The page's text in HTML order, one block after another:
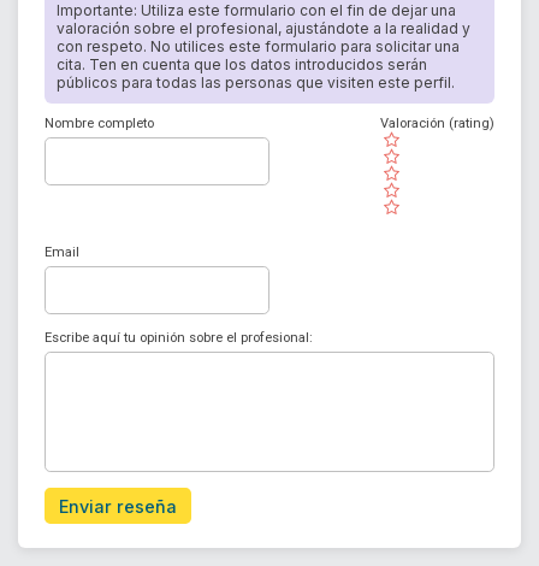
Importante: Utiliza este formulario con el fin de dejar una
valoración sobre el profesional, ajustándote a la realidad y
con respeto. No utilices este formulario para solicitar una
cita. Ten en cuenta que los datos introducidos serán
públicos para todas las personas que visiten este perfil.
Nombre completo
( )
( )
( )
( )
( )
Valoración (rating)
Email
Escribe aquí tu opinión sobre el profesional:
Enviar reseña